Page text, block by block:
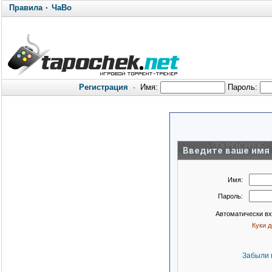
Правила· ЧаВо
Регистрация · Имя: Пароль:
Введите ваше имя
Имя:
Пароль:
Автоматически
Куки
Забыли